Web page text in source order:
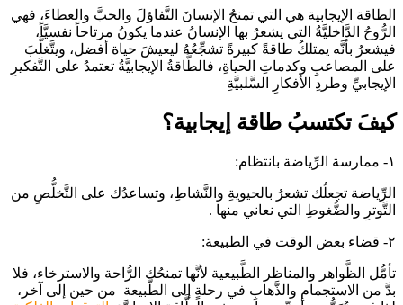
الطاقة الإيجابية هي التي تمنحُ الإنسانَ التَّفاؤلَ والحبَّ والعطاءَ، فهي
الرُّوحُ الدَّاخليَّةُ التي يشعرُ بها الإنسانُ عندما يكونُ مرتاحاً نفسيَّاً،
فيشعرُ بأنَّه يمتلكُ طاقةً كبيرةً تشجِّعُهُ ليعيشَ حياة أفضل، ويتَّغلَّبَ
على المصاعبِ وكدماتِ الحياةِ، فالطَّاقةُ الإيجابيَّةُ تعتمدُ على التَّفكيرِ
الإيجابيِّ وطردِ الأفكارِ السَّلبيَّةِ
كيفَ تكتسبُ طاقة إيجابية؟
١- ممارسة الرِّياضة بانتظام:
الرِّياضة تجعلُك تشعرُ بالحيويةِ والنَّشاطِ، وتساعدُك على التَّخلُّصِ من
التَّوترِ والضُّغوطِ التي نعاني منها .
٢- قضاء بعض الوقت في الطبيعة:
تأمُّل الظَّواهر والمناظر الطَّبيعية لأنَّها تمنحُك الرُّاحة والاسترخاء، فلا
بدَّ من الاستجمامِ والذَّهابِ في رحلةٍ إلى الطَّبيعة من حين إلى آخر،